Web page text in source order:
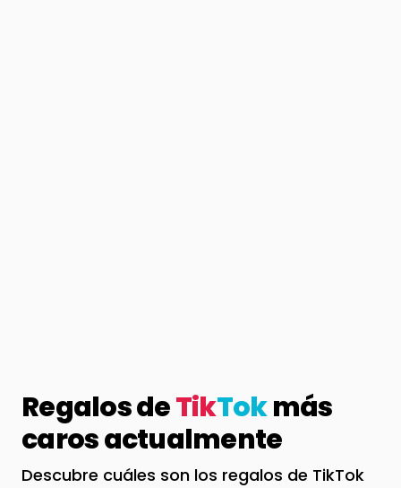
Regalos deTikTokmás
caros actualmente
Descubre cuáles son los regalos de TikTok